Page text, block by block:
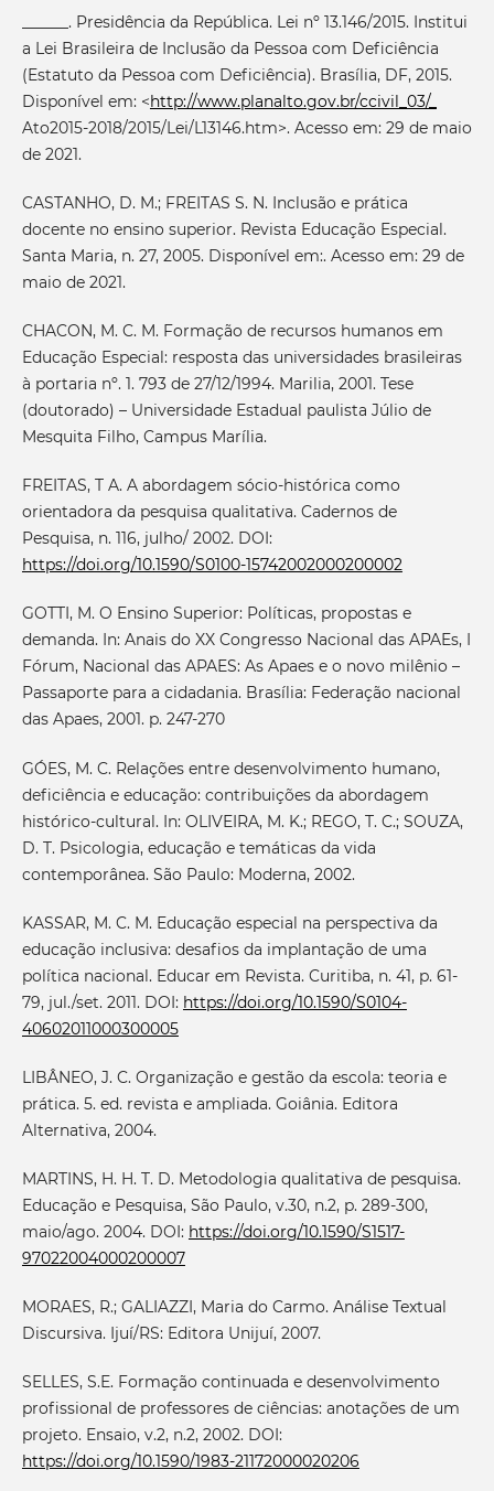
______. Presidência da República. Lei nº 13.146/2015. Institui
a Lei Brasileira de Inclusão da Pessoa com Deficiência
(Estatuto da Pessoa com Deficiência). Brasília, DF, 2015.
Disponível em: <http://www.planalto.gov.br/ccivil_03/_
Ato2015-2018/2015/Lei/L13146.htm>. Acesso em: 29 de maio
de 2021.
CASTANHO, D. M.; FREITAS S. N. Inclusão e prática
docente no ensino superior. Revista Educação Especial.
Santa Maria, n. 27, 2005. Disponível em:. Acesso em: 29 de
maio de 2021.
CHACON, M. C. M. Formação de recursos humanos em
Educação Especial: resposta das universidades brasileiras
à portaria nº. 1. 793 de 27/12/1994. Marilia, 2001. Tese
(doutorado) – Universidade Estadual paulista Júlio de
Mesquita Filho, Campus Marília.
FREITAS, T A. A abordagem sócio-histórica como
orientadora da pesquisa qualitativa. Cadernos de
Pesquisa, n. 116, julho/ 2002. DOI:
https://doi.org/10.1590/S0100-15742002000200002
GOTTI, M. O Ensino Superior: Políticas, propostas e
demanda. In: Anais do XX Congresso Nacional das APAEs, I
Fórum, Nacional das APAES: As Apaes e o novo milênio –
Passaporte para a cidadania. Brasília: Federação nacional
das Apaes, 2001. p. 247-270
GÓES, M. C. Relações entre desenvolvimento humano,
deficiência e educação: contribuições da abordagem
histórico-cultural. In: OLIVEIRA, M. K.; REGO, T. C.; SOUZA,
D. T. Psicologia, educação e temáticas da vida
contemporânea. São Paulo: Moderna, 2002.
KASSAR, M. C. M. Educação especial na perspectiva da
educação inclusiva: desafios da implantação de uma
política nacional. Educar em Revista. Curitiba, n. 41, p. 61-
79, jul./set. 2011. DOI: https://doi.org/10.1590/S0104-
40602011000300005
LIBÂNEO, J. C. Organização e gestão da escola: teoria e
prática. 5. ed. revista e ampliada. Goiânia. Editora
Alternativa, 2004.
MARTINS, H. H. T. D. Metodologia qualitativa de pesquisa.
Educação e Pesquisa, São Paulo, v.30, n.2, p. 289-300,
maio/ago. 2004. DOI: https://doi.org/10.1590/S1517-
97022004000200007
MORAES, R.; GALIAZZI, Maria do Carmo. Análise Textual
Discursiva. Ijuí/RS: Editora Unijuí, 2007.
SELLES, S.E. Formação continuada e desenvolvimento
profissional de professores de ciências: anotações de um
projeto. Ensaio, v.2, n.2, 2002. DOI:
https://doi.org/10.1590/1983-21172000020206